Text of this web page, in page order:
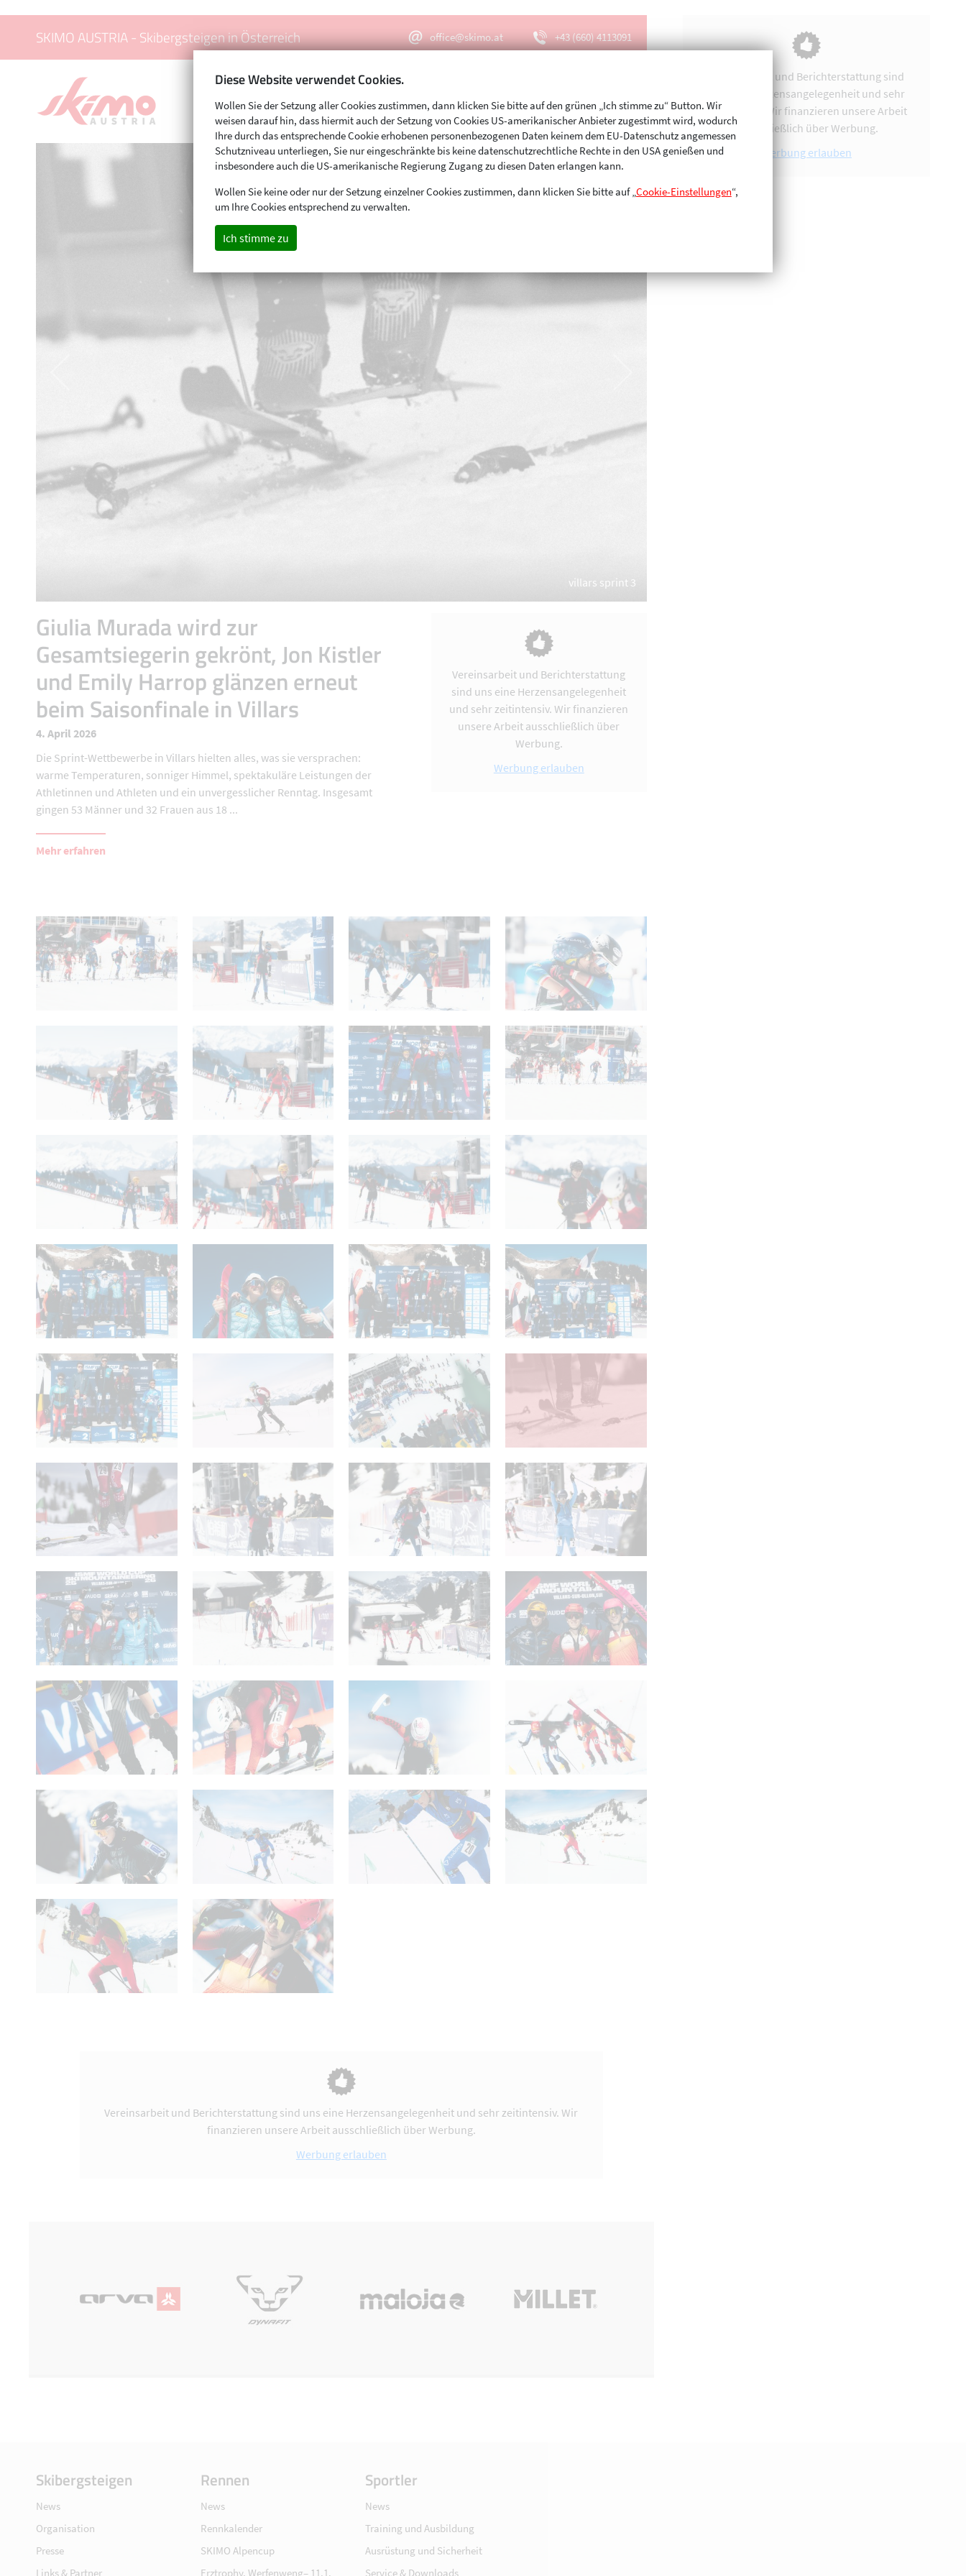
SKIMO AUSTRIA - Skibergsteigen in Österreich office@skimo.at +43 (660) 4113091
Menu
villars sprint 3
Giulia Murada wird zur
Gesamtsiegerin gekrönt, Jon Kistler
und Emily Harrop glänzen erneut
beim Saisonfinale in Villars
4. April 2026
Die Sprint-Wettbewerbe in Villars hielten alles, was sie versprachen:
warme Temperaturen, sonniger Himmel, spektakuläre Leistungen der
Athletinnen und Athleten und ein unvergesslicher Renntag. Insgesamt
gingen 53 Männer und 32 Frauen aus 18 ...
Mehr erfahren
Vereinsarbeit und Berichterstattung
sind uns eine Herzensangelegenheit
und sehr zeitintensiv. Wir finanzieren
unsere Arbeit ausschließlich über
Werbung.
Werbung erlauben
Vereinsarbeit und Berichterstattung sind uns eine Herzensangelegenheit und sehr zeitintensiv. Wir
finanzieren unsere Arbeit ausschließlich über Werbung.
Werbung erlauben
Vereinsarbeit und Berichterstattung sind
uns eine Herzensangelegenheit und sehr
zeitintensiv. Wir finanzieren unsere Arbeit
ausschließlich über Werbung.
Werbung erlauben
Skibergsteigen
News
Organisation
Presse
Links & Partner
Rennen
News
Rennkalender
SKIMO Alpencup
Erztrophy, Werfenweng– 11.1.
Sportler
News
Training und Ausbildung
Ausrüstung und Sicherheit
Service & Downloads
Diese Website verwendet Cookies.
Wollen Sie der Setzung aller Cookies zustimmen, dann klicken Sie bitte auf den grünen „Ich stimme zu“ Button. Wir
weisen darauf hin, dass hiermit auch der Setzung von Cookies US-amerikanischer Anbieter zugestimmt wird, wodurch
Ihre durch das entsprechende Cookie erhobenen personenbezogenen Daten keinem dem EU-Datenschutz angemessen
Schutzniveau unterliegen, Sie nur eingeschränkte bis keine datenschutzrechtliche Rechte in den USA genießen und
insbesondere auch die US-amerikanische Regierung Zugang zu diesen Daten erlangen kann.
Wollen Sie keine oder nur der Setzung einzelner Cookies zustimmen, dann klicken Sie bitte auf „Cookie-Einstellungen“,
um Ihre Cookies entsprechend zu verwalten.
Ich stimme zu